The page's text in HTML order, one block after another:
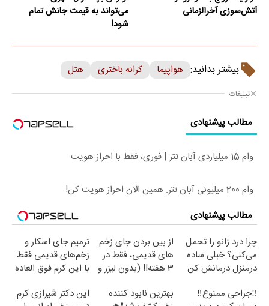
آتش‌سوزی آخرالزمانی
می‌تواند به قیمت جانش تمام
شود!
بیشتر بدانید: هواپیما کرانه باختری هتل
تبلیغات
مطالب پیشنهادی
وام 15 میلیاردی آبان تتر | فوری، فقط با احراز هویت
وام 200 میلیونی آبان تتر. همین الان احراز هویت کن!
مطالب پیشنهادی
چرا درد زانو را تحمل
می‌کنی؟ خیلی ساده
درمنزل درمانش کن
از بین بردن جای زخم
های قدیمی، فقط در
3 هفته!! (بدون لیزر و
ترمیم جای اسکار و
زخم‌های قدیمی فقط
با این کرم فوق العاده
‼️جراحی ممنوع‼️
بهترین نابود کننده
این دکتر شیرازی کرم